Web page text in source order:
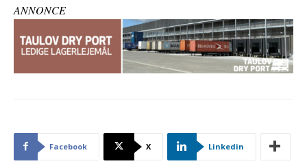
ANNONCE
Facebook X Linkedin